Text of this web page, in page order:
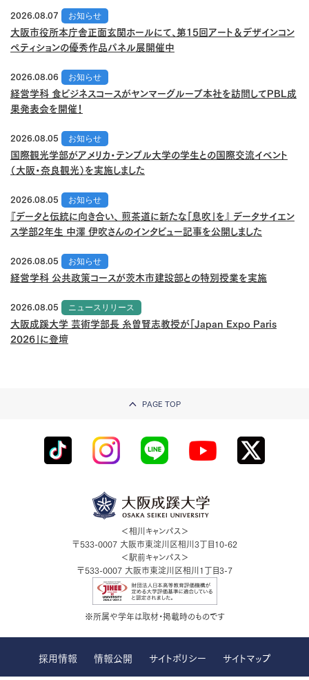
2026.08.07
お知らせ
大阪市役所本庁舎正面玄関ホールにて、第15回アート＆デザインコン
ペティションの優秀作品パネル展開催中
2026.08.06
お知らせ
経営学科 食ビジネスコースがヤンマーグループ本社を訪問してPBL成
果発表会を開催！
2026.08.05
お知らせ
国際観光学部がアメリカ・テンプル大学の学生との国際交流イベント
（大阪・奈良観光）を実施しました
2026.08.05
お知らせ
『データと伝統に向き合い、 煎茶道に新たな「息吹」を』 データサイエン
ス学部2年生 中澤 伊吹さんのインタビュー記事を公開しました
2026.08.05
お知らせ
経営学科 公共政策コースが茨木市建設部との特別授業を実施
2026.08.05
ニュースリリース
大阪成蹊大学 芸術学部長 糸曽賢志教授が「Japan Expo Paris
2026」に登壇
PAGE TOP
＜相川キャンパス＞
〒533-0007 大阪市東淀川区相川3丁目10-62
＜駅前キャンパス＞
〒533-0007 大阪市東淀川区相川1丁目3-7
※所属や学年は取材・掲載時のものです
採用情報 情報公開 サイトポリシー サイトマップ